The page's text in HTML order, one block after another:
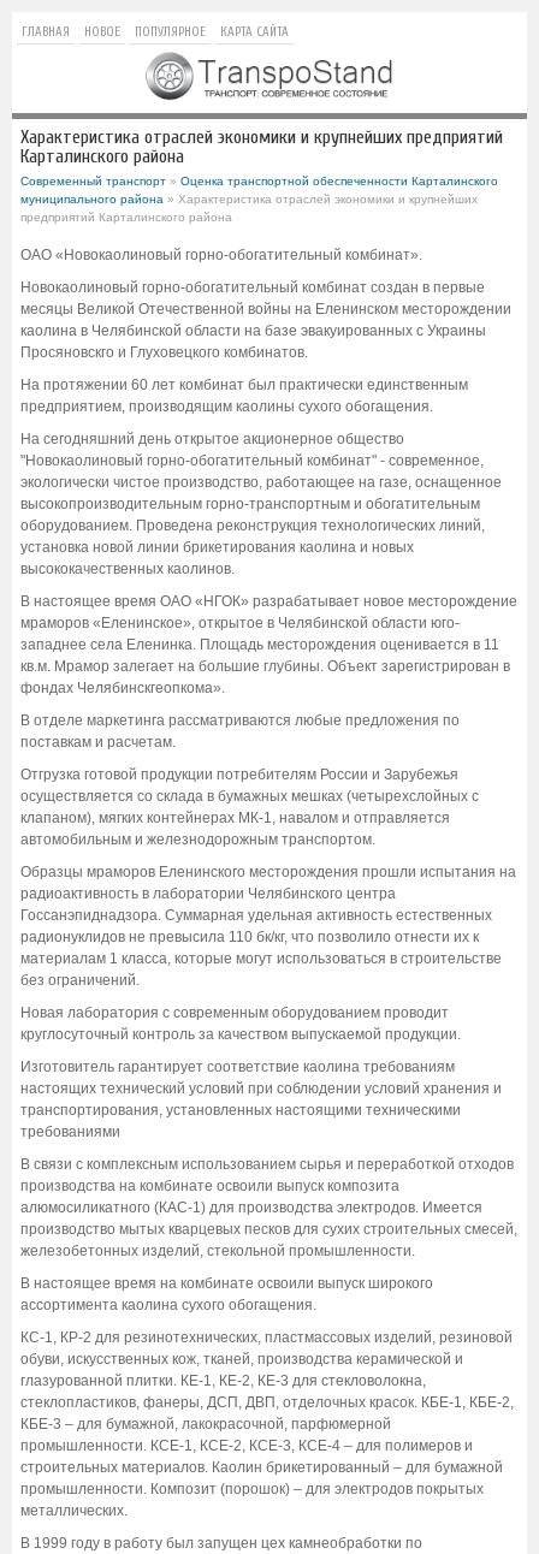
ГЛАВНАЯ НОВОЕ ПОПУЛЯРНОЕ КАРТА САЙТА
Характеристика отраслей экономики и крупнейших предприятий
Карталинского района
Современный транспорт » Оценка транспортной обеспеченности Карталинского
муниципального района » Характеристика отраслей экономики и крупнейших
предприятий Карталинского района
ОАО «Новокаолиновый горно-обогатительный комбинат».
Новокаолиновый горно-обогатительный комбинат создан в первые
месяцы Великой Отечественной войны на Еленинском месторождении
каолина в Челябинской области на базе эвакуированных с Украины
Просяновскго и Глуховецкого комбинатов.
На протяжении 60 лет комбинат был практически единственным
предприятием, производящим каолины сухого обогащения.
На сегодняшний день открытое акционерное общество
"Новокаолиновый горно-обогатительный комбинат" - современное,
экологически чистое производство, работающее на газе, оснащенное
высокопроизводительным горно-транспортным и обогатительным
оборудованием. Проведена реконструкция технологических линий,
установка новой линии брикетирования каолина и новых
высококачественных каолинов.
В настоящее время ОАО «НГОК» разрабатывает новое месторождение
мраморов «Еленинское», открытое в Челябинской области юго-
западнее села Еленинка. Площадь месторождения оценивается в 11
кв.м. Мрамор залегает на большие глубины. Объект зарегистрирован в
фондах Челябинскгеопкома».
В отделе маркетинга рассматриваются любые предложения по
поставкам и расчетам.
Отгрузка готовой продукции потребителям России и Зарубежья
осуществляется со склада в бумажных мешках (четырехслойных с
клапаном), мягких контейнерах МК-1, навалом и отправляется
автомобильным и железнодорожным транспортом.
Образцы мраморов Еленинского месторождения прошли испытания на
радиоактивность в лаборатории Челябинского центра
Госсанэпиднадзора. Суммарная удельная активность естественных
радионуклидов не превысила 110 бк/кг, что позволило отнести их к
материалам 1 класса, которые могут использоваться в строительстве
без ограничений.
Новая лаборатория с современным оборудованием проводит
круглосуточный контроль за качеством выпускаемой продукции.
Изготовитель гарантирует соответствие каолина требованиям
настоящих технический условий при соблюдении условий хранения и
транспортирования, установленных настоящими техническими
требованиями
В связи с комплексным использованием сырья и переработкой отходов
производства на комбинате освоили выпуск композита
алюмосиликатного (КАС-1) для производства электродов. Имеется
производство мытых кварцевых песков для сухих строительных смесей,
железобетонных изделий, стекольной промышленности.
В настоящее время на комбинате освоили выпуск широкого
ассортимента каолина сухого обогащения.
КС-1, КР-2 для резинотехнических, пластмассовых изделий, резиновой
обуви, искусственных кож, тканей, производства керамической и
глазурованной плитки. КЕ-1, КЕ-2, КЕ-3 для стекловолокна,
стеклопластиков, фанеры, ДСП, ДВП, отделочных красок. КБЕ-1, КБЕ-2,
КБЕ-3 – для бумажной, лакокрасочной, парфюмерной
промышленности. КСЕ-1, КСЕ-2, КСЕ-3, КСЕ-4 – для полимеров и
строительных материалов. Каолин брикетированный – для бумажной
промышленности. Композит (порошок) – для электродов покрытых
металлических.
В 1999 году в работу был запущен цех камнеобработки по